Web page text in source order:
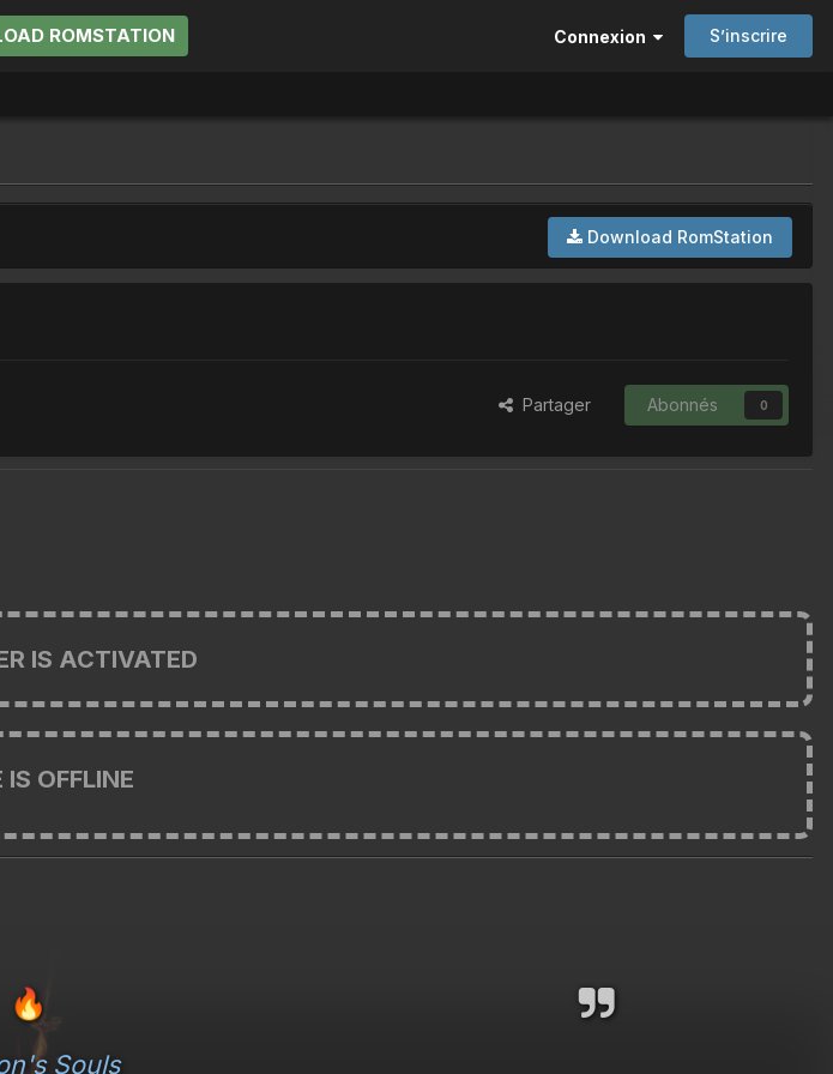
ROMSTATION Connexion S’inscrire
Download RomStation
Partager Abonnés 0
IS ACTIVATED
OFFLINE
🔥
Souls